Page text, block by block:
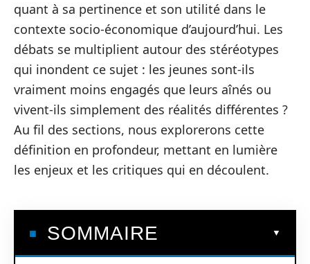
quant à sa pertinence et son utilité dans le
contexte socio-économique d’aujourd’hui. Les
débats se multiplient autour des stéréotypes
qui inondent ce sujet : les jeunes sont-ils
vraiment moins engagés que leurs aînés ou
vivent-ils simplement des réalités différentes ?
Au fil des sections, nous explorerons cette
définition en profondeur, mettant en lumière
les enjeux et les critiques qui en découlent.
SOMMAIRE